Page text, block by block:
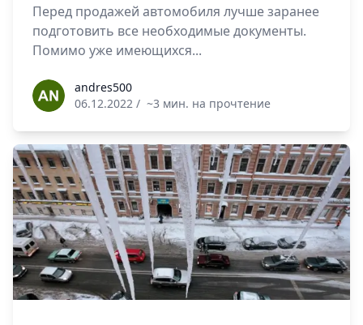
Перед продажей автомобиля лучше заранее
подготовить все необходимые документы.
Помимо уже имеющихся...
andres500andres500
06.12.2022 / ~3 мин. на прочтение